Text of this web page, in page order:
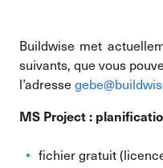
Buildwise met
suivants, que vous
l’adresse
MS Project :
fichier gratuit